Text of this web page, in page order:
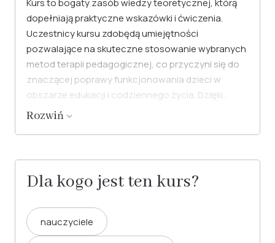
Kurs to bogaty zasób wiedzy teoretycznej, którą
dopełniają praktyczne wskazówki i ćwiczenia.
Uczestnicy kursu zdobędą umiejętności
pozwalające na skuteczne stosowanie wybranych
metod terapii pedagogicznej, co przyczyni się do
znaczącej poprawy funkcjonowania dzieci w
obszarze edukacji i codziennego życia. Dzięki
temu, terapeuci i rodzice mogą obserwować
Rozwiń
Dla kogo jest ten kurs?
nauczyciele